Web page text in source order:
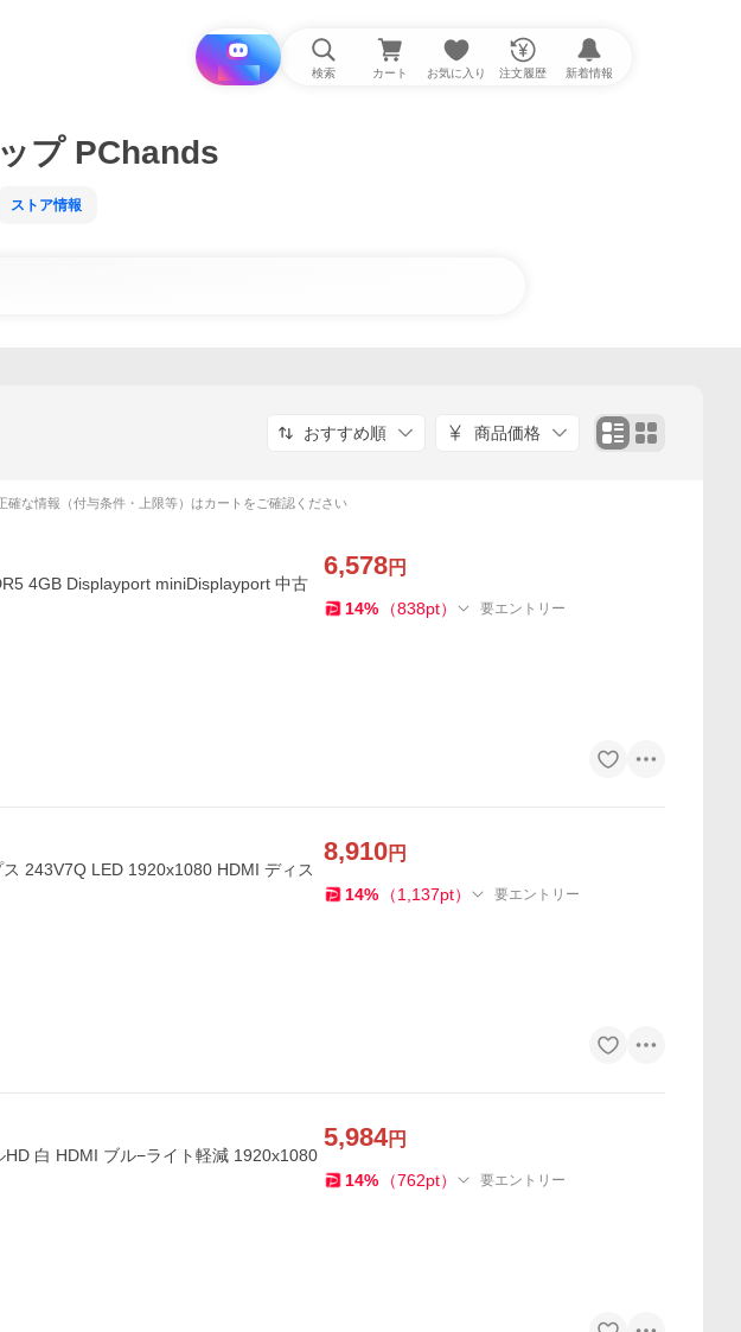
i と探す 検索 カート お気に入り 注文履歴 新着情報
プ PChands
ストア情報
おすすめ順 商品価格
確な情報（付与条件・上限等）はカートをご確認ください
4GB Displayport miniDisplayport 中古
6,578円
14% （838pt） 要エントリー
243V7Q LED 1920x1080 HDMI ディス
8,910円
14% （1,137pt） 要エントリー
白 HDMI ブル−ライト軽減 1920x1080
5,984円
14% （762pt） 要エントリー